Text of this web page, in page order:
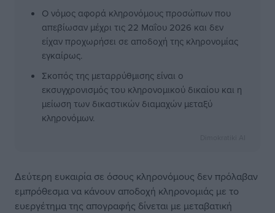
Ο νόμος αφορά κληρονόμους προσώπων που
απεβίωσαν μέχρι τις 22 Μαΐου 2026 και δεν
είχαν προχωρήσει σε αποδοχή της κληρονομίας
εγκαίρως.
Σκοπός της μεταρρύθμισης είναι ο
εκσυγχρονισμός του κληρονομικού δικαίου και η
μείωση των δικαστικών διαμαχών μεταξύ
κληρονόμων.
Δεύτερη ευκαιρία σε όσους κληρονόμους δεν πρόλαβαν
εμπρόθεσμα να κάνουν αποδοχή κληρονομιάς με το
ευεργέτημα της απογραφής δίνεται με μεταβατική